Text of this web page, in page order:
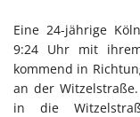
Eine 24-jährige
9:24 Uhr mit
kommend in
an der
in die